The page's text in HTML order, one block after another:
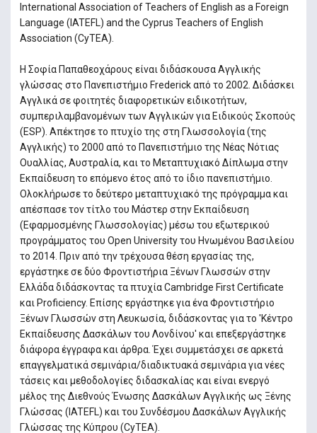
International Association of Teachers of English as a Foreign
Language (IATEFL) and the Cyprus Teachers of English
Association (CyTEA).
Η Σοφία Παπαθεοχάρους είναι διδάσκουσα Αγγλικής
γλώσσας στο Πανεπιστήμιο Frederick από το 2002. Διδάσκει
Αγγλικά σε φοιτητές διαφορετικών ειδικοτήτων,
συμπεριλαμβανομένων των Αγγλικών για Ειδικούς Σκοπούς
(ESP). Απέκτησε το πτυχίο της στη Γλωσσολογία (της
Αγγλικής) το 2000 από το Πανεπιστήμιο της Νέας Νότιας
Ουαλλίας, Αυστραλία, και το Μεταπτυχιακό Δίπλωμα στην
Εκπαίδευση το επόμενο έτος από το ίδιο πανεπιστήμιο.
Ολοκλήρωσε το δεύτερο μεταπτυχιακό της πρόγραμμα και
απέσπασε τον τίτλο του Μάστερ στην Εκπαίδευση
(Εφαρμοσμένης Γλωσσολογίας) μέσω του εξωτερικού
προγράμματος του Open University του Ηνωμένου Βασιλείου
το 2014. Πριν από την τρέχουσα θέση εργασίας της,
εργάστηκε σε δύο Φροντιστήρια Ξένων Γλωσσών στην
Ελλάδα διδάσκοντας τα πτυχία Cambridge First Certificate
και Proficiency. Επίσης εργάστηκε για ένα Φροντιστήριο
Ξένων Γλωσσών στη Λευκωσία, διδάσκοντας για το 'Κέντρο
Εκπαίδευσης Δασκάλων του Λονδίνου' και επεξεργάστηκε
διάφορα έγγραφα και άρθρα. Έχει συμμετάσχει σε αρκετά
επαγγελματικά σεμινάρια/διαδικτυακά σεμινάρια για νέες
τάσεις και μεθοδολογίες διδασκαλίας και είναι ενεργό
μέλος της Διεθνούς Ένωσης Δασκάλων Αγγλικής ως Ξένης
Γλώσσας (IATEFL) και του Συνδέσμου Δασκάλων Αγγλικής
Γλώσσας της Κύπρου (CyTEA).